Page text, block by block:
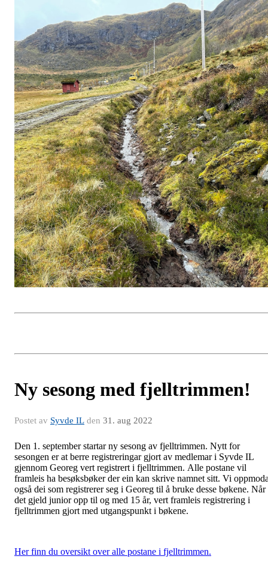
Ny sesong med fjelltrimmen!
Postet av Syvde IL den 31. aug 2022
Den 1. september startar ny sesong av fjelltrimmen. Nytt for
sesongen er at berre registreringar gjort av medlemar i Syvde IL
gjennom Georeg vert registrert i fjelltrimmen. Alle postane vil
framleis ha besøksbøker der ein kan skrive namnet sitt. Vi
også dei som registrerer seg i Georeg til å bruke desse bøkene. Når
det gjeld junior opp til og med 15 år, vert framleis registrering i
fjelltrimmen gjort med utgangspunkt i bøkene.
Her finn du oversikt over alle postane i fjelltrimmen.